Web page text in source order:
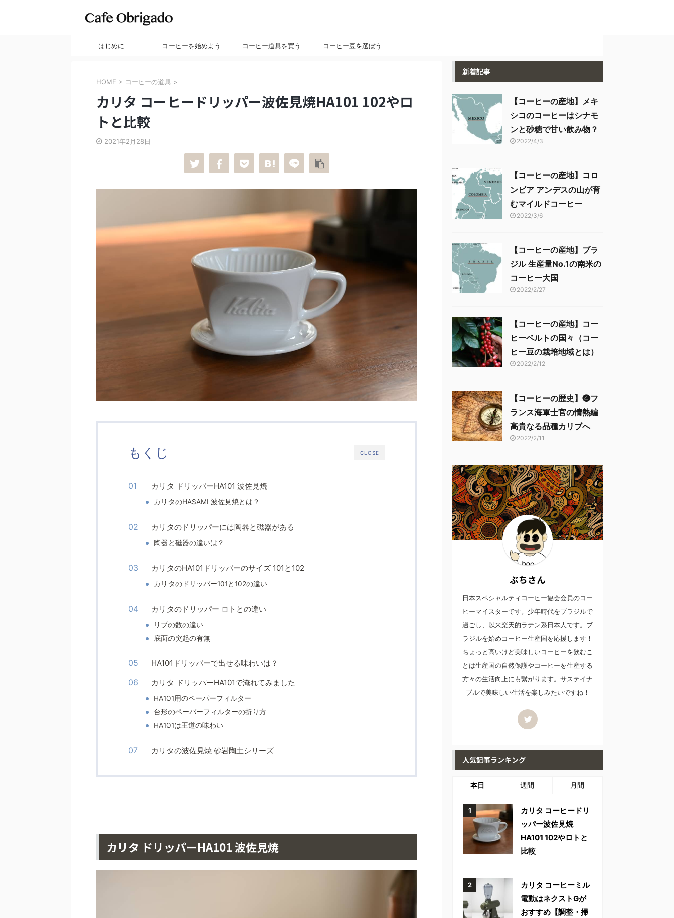
はじめに コーヒーを始めよう コーヒー道具を買う コーヒー豆を選ぼう
HOME > コーヒーの道具 >
カリタ コーヒードリッパー波佐見焼HA101 102やロ
トと比較
2021年2月28日
CLOSE
もくじ
カリタ ドリッパーHA101 波佐見焼
カリタのHASAMI 波佐見焼とは？
カリタのドリッパーには陶器と磁器がある
陶器と磁器の違いは？
カリタのHA101ドリッパーのサイズ 101と102
カリタのドリッパー101と102の違い
カリタのドリッパー ロトとの違い
リブの数の違い
底面の突起の有無
HA101ドリッパーで出せる味わいは？
カリタ ドリッパーHA101で淹れてみました
HA101用のペーパーフィルター
台形のペーパーフィルターの折り方
HA101は王道の味わい
カリタの波佐見焼 砂岩陶土シリーズ
カリタ ドリッパーHA101 波佐見焼
新着記事
【コーヒーの産地】メキ
シコのコーヒーはシナモ
ンと砂糖で甘い飲み物？
2022/4/3
【コーヒーの産地】コロ
ンビア アンデスの山が育
むマイルドコーヒー
2022/3/6
【コーヒーの産地】ブラ
ジル 生産量No.1の南米の
コーヒー大国
2022/2/27
【コーヒーの産地】コー
ヒーベルトの国々（コー
ヒー豆の栽培地域とは）
2022/2/12
【コーヒーの歴史】❹フ
ランス海軍士官の情熱編
高貴なる品種カリブへ
2022/2/11
ぶちさん
日本スペシャルティコーヒー協会会員のコー
ヒーマイスターです。少年時代をブラジルで
過ごし、以来楽天的ラテン系日本人です。ブ
ラジルを始めコーヒー生産国を応援します！
ちょっと高いけど美味しいコーヒーを飲むこ
とは生産国の自然保護やコーヒーを生産する
方々の生活向上にも繋がります。サステイナ
ブルで美味しい生活を楽しみたいですね！
人気記事ランキング
本日 週間 月間
カリタ コーヒードリ
ッパー波佐見焼
HA101 102やロトと
比較
カリタ コーヒーミル
電動はネクストGが
おすすめ【調整・掃